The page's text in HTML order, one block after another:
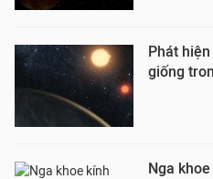
Phát
giống
Nga